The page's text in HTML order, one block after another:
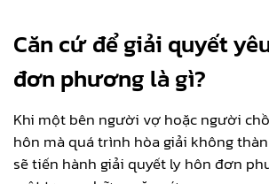
Căn cứ để giải quyết
đơn phương là gì?
Khi một bên người vợ hoặc người
hôn mà quá trình hòa giải không
sẽ tiến hành giải quyết ly hôn đơn